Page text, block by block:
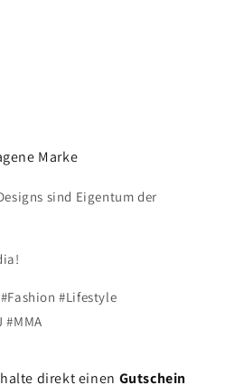
Marke
sind Eigentum der
#Lifestyle
direkt einen Gutschein